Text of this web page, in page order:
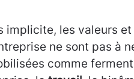
implicite, les valeurs
ne sont pas à
comme